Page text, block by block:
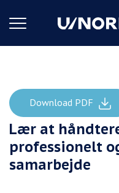
Toggle
ForsideDownload PDF
Lær at
professionelt
samarbejde